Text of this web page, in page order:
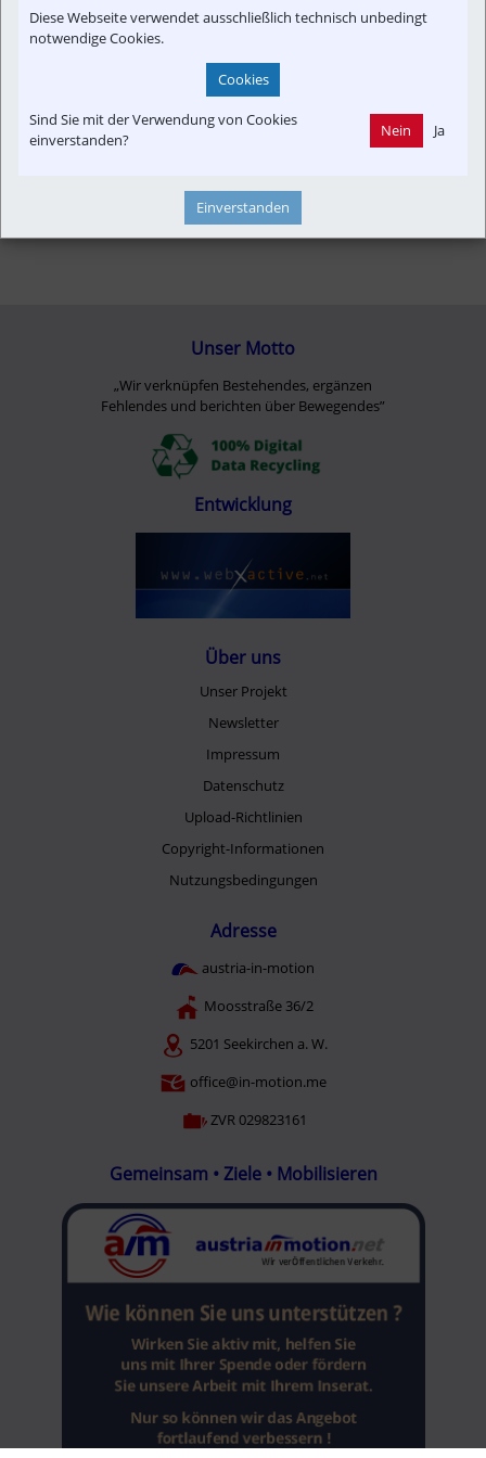
Unser Motto
„Wir verknüpfen Bestehendes, ergänzen
Fehlendes und berichten über Bewegendes”
Entwicklung
Über uns
Unser Projekt
Newsletter
Impressum
Datenschutz
Upload-Richtlinien
Copyright-Informationen
Nutzungsbedingungen
Adresse
austria-in-motion
Moosstraße 36/2
5201 Seekirchen a. W.
office@in-motion.me
ZVR 029823161
Gemeinsam • Ziele • Mobilisieren
Diese Webseite verwendet ausschließlich technisch unbedingt
notwendige Cookies.
Cookies
Sind Sie mit der Verwendung von Cookies
einverstanden?
Nein Ja
Einverstanden